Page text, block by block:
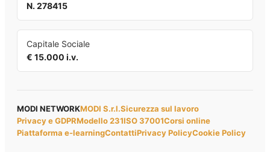
N. 278415
Capitale Sociale
€ 15.000 i.v.
MODI NETWORKMODI S.r.l.Sicurezza sul lavoro
Privacy e GDPRModello 231ISO 37001Corsi online
Piattaforma e-learningContattiPrivacy PolicyCookie Policy